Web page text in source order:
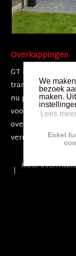
We
bezoek
maken.
Lees
Enkel
Overkappingen
GT Project biedt
transformeren in
nu gaat om een
voor de kinderen
overdekkingen
verrijken.
Meer